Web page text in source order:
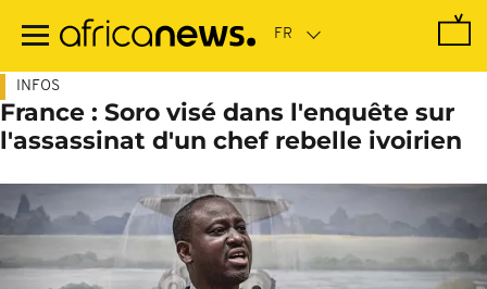
contenu
INFOS
France : Soro visé dans l'enquête sur
l'assassinat d'un chef rebelle ivoirien